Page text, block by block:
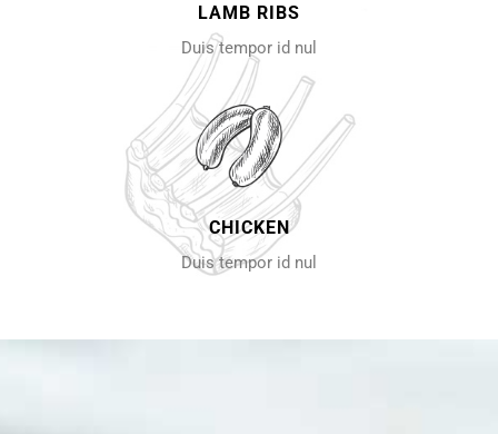
LAMB RIBS
Duis tempor id nul
CHICKEN
Duis tempor id nul